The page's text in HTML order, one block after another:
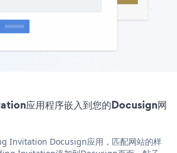
应用程序嵌入到您的Docusign网
Invitation Docusign应用，匹配网站的样